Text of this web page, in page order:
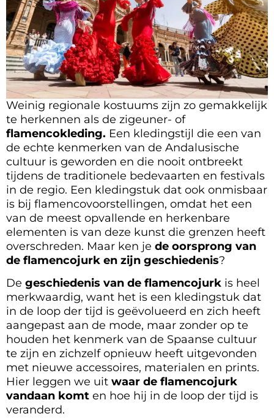
Weinig regionale kostuums zijn zo gemakkelijk
te herkennen als de zigeuner- of
flamencokleding. Een kledingstijl die een van
de echte kenmerken van de Andalusische
cultuur is geworden en die nooit ontbreekt
tijdens de traditionele bedevaarten en festivals
in de regio. Een kledingstuk dat ook onmisbaar
is bij flamencovoorstellingen, omdat het een
van de meest opvallende en herkenbare
elementen is van deze kunst die grenzen heeft
overschreden. Maar ken je de oorsprong van
de flamencojurk en zijn geschiedenis?
De geschiedenis van de flamencojurk is heel
merkwaardig, want het is een kledingstuk dat
in de loop der tijd is geëvolueerd en zich heeft
aangepast aan de mode, maar zonder op te
houden het kenmerk van de Spaanse cultuur
te zijn en zichzelf opnieuw heeft uitgevonden
met nieuwe accessoires, materialen en prints.
Hier leggen we uit waar de flamencojurk
vandaan komt en hoe hij in de loop der tijd is
veranderd.